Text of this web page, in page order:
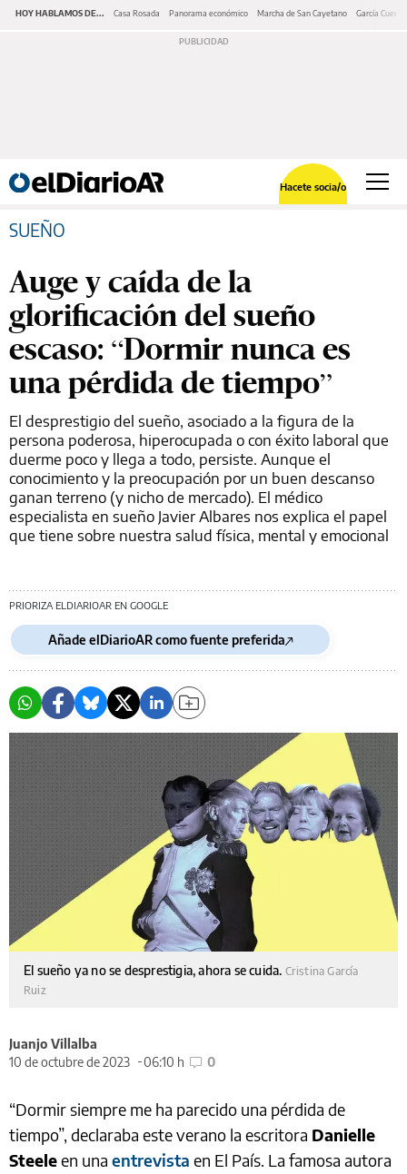
HOY HABLAMOS DE... Casa Rosada Panorama económico Marcha de San Cayetano García Cuerva
Hacete socia/o
SUEÑO
Auge y caída de la
glorificación del sueño
escaso: “Dormir nunca es
una pérdida de tiempo”
El desprestigio del sueño, asociado a la figura de la
persona poderosa, hiperocupada o con éxito laboral que
duerme poco y llega a todo, persiste. Aunque el
conocimiento y la preocupación por un buen descanso
ganan terreno (y nicho de mercado). El médico
especialista en sueño Javier Albares nos explica el papel
que tiene sobre nuestra salud física, mental y emocional
PRIORIZA ELDIARIOAR EN GOOGLE
Añade elDiarioAR como fuente preferida
El sueño ya no se desprestigia, ahora se cuida. Cristina García
Ruiz
Juanjo Villalba
10 de octubre de 2023
06:10 h 0
“Dormir siempre me ha parecido una pérdida de
tiempo”, declaraba este verano la escritora Danielle
Steeleen una entrevista en El País. La famosa autora